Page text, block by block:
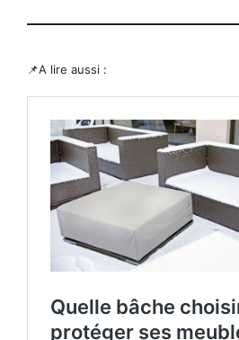
📌A lire aussi :